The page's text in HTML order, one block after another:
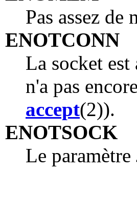
Pas assez
ENOTCONN
La socket
n'a pas
accept(2)).
ENOTSOCK
Le paramètre